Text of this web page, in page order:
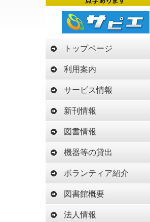
トップページ
利用案内
サービス情報
新刊情報
図書情報
機器等の貸出
ボランティア紹介
図書館概要
法人情報